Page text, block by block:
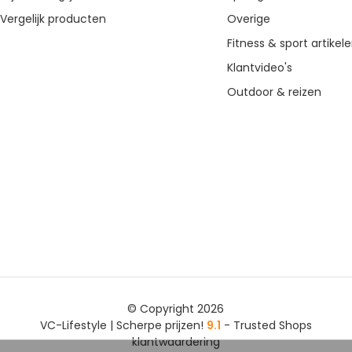
Vergelijk producten
Overige
Fitness & sport
Klantvideo's
Outdoor & reizen
© Copyright 2026
VC-Lifestyle | Scherpe prijzen! 9.1 - Trusted Shops
klantwaardering